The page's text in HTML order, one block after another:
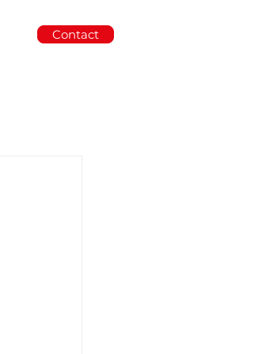
Contact